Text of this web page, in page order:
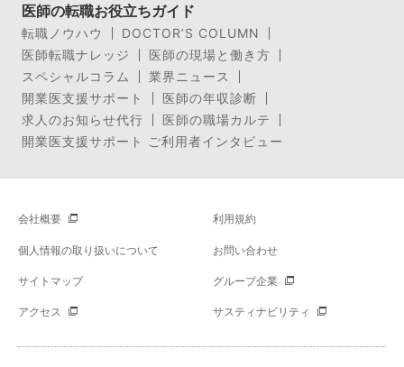
医師の転職お役立ちガイド
転職ノウハウ
DOCTOR’S COLUMN
医師転職ナレッジ
医師の現場と働き方
スペシャルコラム
業界ニュース
開業医支援サポート
医師の年収診断
求人のお知らせ代行
医師の職場カルテ
開業医支援サポート ご利用者インタビュー
会社概要 利用規約
個人情報の取り扱いについて お問い合わせ
サイトマップ グループ企業
アクセス サスティナビリティ